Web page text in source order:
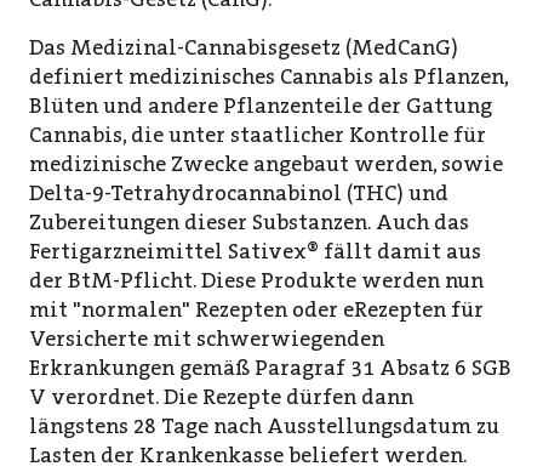
Das Medizinal-Cannabisgesetz (MedCanG)
definiert medizinisches Cannabis als Pflanzen,
Blüten und andere Pflanzenteile der Gattung
Cannabis, die unter staatlicher Kontrolle für
medizinische Zwecke angebaut werden, sowie
Delta-9-Tetrahydrocannabinol (THC) und
Zubereitungen dieser Substanzen. Auch das
Fertigarzneimittel Sativex® fällt damit aus
der BtM-Pflicht. Diese Produkte werden nun
mit "normalen" Rezepten oder eRezepten für
Versicherte mit schwerwiegenden
Erkrankungen gemäß Paragraf 31 Absatz 6 SGB
V verordnet. Die Rezepte dürfen dann
längstens 28 Tage nach Ausstellungsdatum zu
Lasten der Krankenkasse beliefert werden.